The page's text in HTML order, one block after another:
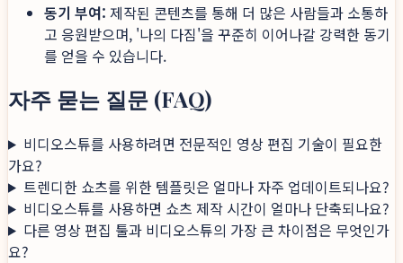
동기 부여: 제작된 콘텐츠를 통해 더 많은 사람들과 소통하
고 응원받으며, '나의 다짐'을 꾸준히 이어나갈 강력한 동기
를 얻을 수 있습니다.
자주 묻는 질문 (FAQ)
비디오스튜를 사용하려면 전문적인 영상 편집 기술이 필요한
가요?
트렌디한 쇼츠를 위한 템플릿은 얼마나 자주 업데이트되나요?
비디오스튜를 사용하면 쇼츠 제작 시간이 얼마나 단축되나요?
다른 영상 편집 툴과 비디오스튜의 가장 큰 차이점은 무엇인가
요?